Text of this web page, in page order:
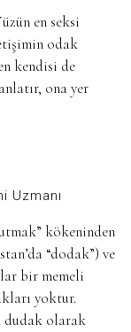
Z
R
A
2
odak
kendisi de
ona yer
Uzmanı
kökeninden
“dodak”) ve
bir memeli
yoktur.
dudak olarak